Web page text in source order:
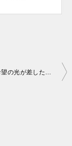
特養入所に希望の光が差した日 〜介護と家族の1日に学んだこと